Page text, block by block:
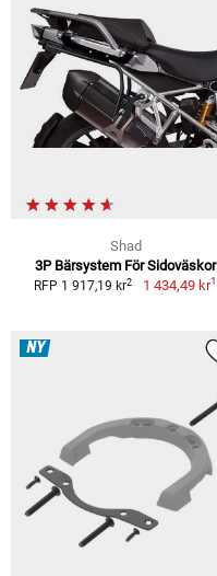
Shad
3P Bärsystem För Sidoväskor
RFP 1 917,19 kr2 1 434,49 kr1
NY